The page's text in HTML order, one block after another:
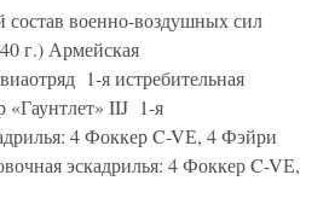
военно-воздушных сил
г.) Армейская
1-я истребительная
«Гаунтлет» IIJ 1-я
4 Фоккер C-VЕ, 4 Фэйри
эскадрилья: 4 Фоккер C-VЕ,